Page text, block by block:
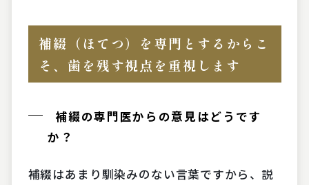
補綴（ほてつ）を専門とするからこ
そ、歯を残す視点を重視します
補綴の専門医からの意見はどうです
か？
補綴はあまり馴染みのない言葉ですから、説